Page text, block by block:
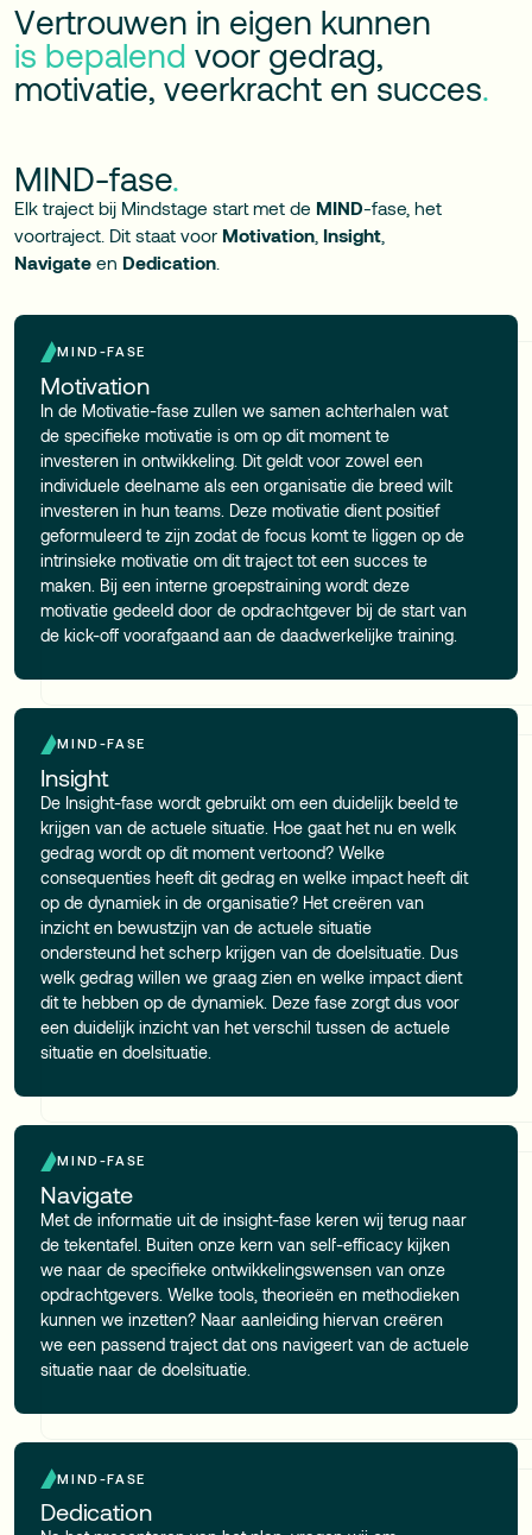
Vertrouwen in eigen kunnen
is bepalend voor gedrag,
motivatie, veerkracht en succes.
MIND-fase.
Elk traject bij Mindstage start met de MIND-fase, het
voortraject. Dit staat voor Motivation Insight
Navigate en Dedication
MIND-FASE
Motivation
In de Motivatie-fase zullen we samen achterhalen wat
de specifieke motivatie is om op dit moment te
investeren in ontwikkeling. Dit geldt voor zowel een
individuele deelname als een organisatie die breed wilt
investeren in hun teams. Deze motivatie dient positief
geformuleerd te zijn zodat de focus komt te liggen op de
intrinsieke motivatie om dit traject tot een succes te
maken. Bij een interne groepstraining wordt deze
motivatie gedeeld door de opdrachtgever bij de start van
de kick-off voorafgaand aan de daadwerkelijke training.
MIND-FASE
Insight
De Insight-fase wordt gebruikt om een duidelijk beeld te
krijgen van de actuele situatie. Hoe gaat het nu en welk
gedrag wordt op dit moment vertoond? Welke
consequenties heeft dit gedrag en welke impact heeft dit
op de dynamiek in de organisatie? Het creëren van
inzicht en bewustzijn van de actuele situatie
ondersteund het scherp krijgen van de doelsituatie. Dus
welk gedrag willen we graag zien en welke impact dient
dit te hebben op de dynamiek. Deze fase zorgt dus voor
een duidelijk inzicht van het verschil tussen de actuele
situatie en doelsituatie.
MIND-FASE
Navigate
Met de informatie uit de insight-fase keren wij terug naar
de tekentafel. Buiten onze kern van self-efficacy kijken
we naar de specifieke ontwikkelingswensen van onze
opdrachtgevers. Welke tools, theorieën en methodieken
kunnen we inzetten? Naar aanleiding hiervan creëren
we een passend traject dat ons navigeert van de actuele
situatie naar de doelsituatie.
MIND-FASE
Dedication